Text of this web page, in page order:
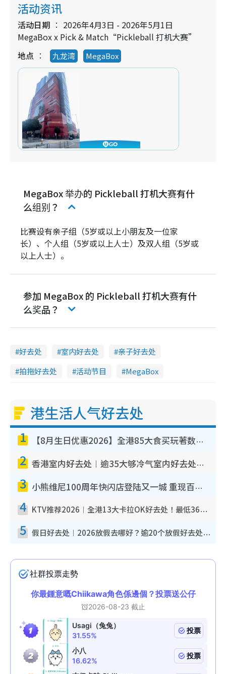
活动资讯
活动日期
2026年4月3日 - 2026年5月1日
MegaBox x Pick & Match“Pickleball 打机大赛”
地点
九龙湾 MegaBox
MegaBox 举办的 Pickleball 打机大赛有什
么组别？
比赛设有亲子组（5岁或以上小朋友及一位家
长）、个人组（5岁或以上人士）及双人组（5岁或
以上人士）。
参加 MegaBox 的 Pickleball 打机大赛有什
么奖品？
好去处 室内好去处
亲子好去处
拍拖好去处
活动节目 MegaBox
港生活人气好去处
1 【8月生日优惠2026】全港85大食买玩著数攻略 自助餐/火锅放题同行免费＋诚品/DONKI送现金券
2 香港室内好去处︱逾35大够冷气室内好去处推荐 室内活动免费避雨无惧下雨
3 小熊维尼100周年快闪店登陆又一城 重现百亩森林经典场景／独家限定盲盒登场／专属DIY香水
4 KTV推荐2026︱全港13大卡拉OK好去处！最低36元起 日语歌都有！(附地址+收费详情)
5 假日好去处︱2026放假去哪好？逾20个放假好去处郊外/秘境 休闲半日或一日游